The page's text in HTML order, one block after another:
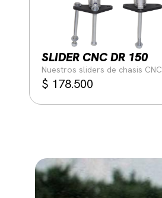
SLIDER CNC DR 150
Nuestros sliders de chasis CNC
$ 178.500